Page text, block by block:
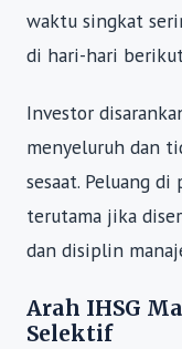
waktu singkat
di hari-hari
Investor
menyeluruh dan
sesaat. Peluang
terutama jika
dan disiplin
Arah IHSG
Selektif